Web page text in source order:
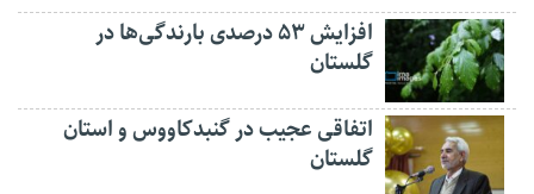
افزایش ۵۳ درصدی بارندگی‌ها در
گلستان
اتفاقی عجیب در‌ گنبدکاووس و استان
گلستان